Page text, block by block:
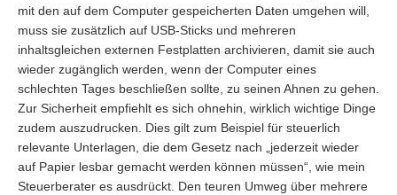
mit den auf dem Computer gespeicherten Daten umgehen will,
muss sie zusätzlich auf USB-Sticks und mehreren
inhaltsgleichen externen Festplatten archivieren, damit sie auch
wieder zugänglich werden, wenn der Computer eines
schlechten Tages beschließen sollte, zu seinen Ahnen zu gehen.
Zur Sicherheit empfiehlt es sich ohnehin, wirklich wichtige Dinge
zudem auszudrucken. Dies gilt zum Beispiel für steuerlich
relevante Unterlagen, die dem Gesetz nach „jederzeit wieder
auf Papier lesbar gemacht werden können müssen“, wie mein
Steuerberater es ausdrückt. Den teuren Umweg über mehrere